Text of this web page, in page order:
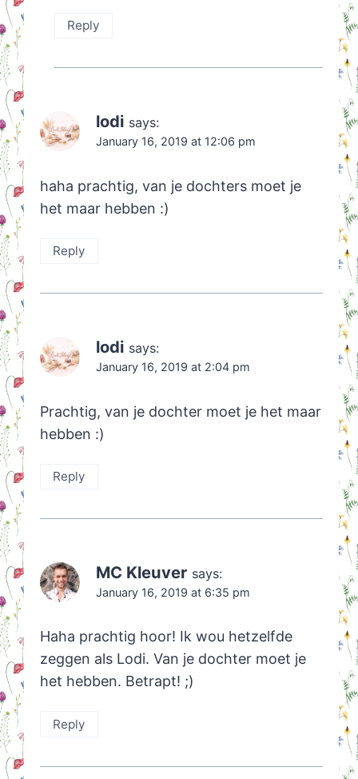
Reply
lodi says:
January 16, 2019 at 12:06 pm
haha prachtig, van je dochters moet je
het maar hebben :)
Reply
lodi says:
January 16, 2019 at 2:04 pm
Prachtig, van je dochter moet je het maar
hebben :)
Reply
MC Kleuver says:
January 16, 2019 at 6:35 pm
Haha prachtig hoor! Ik wou hetzelfde
zeggen als Lodi. Van je dochter moet je
het hebben. Betrapt! ;)
Reply